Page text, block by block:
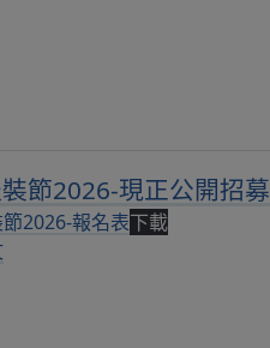
節2026-現正公開招募
2026-報名表下載